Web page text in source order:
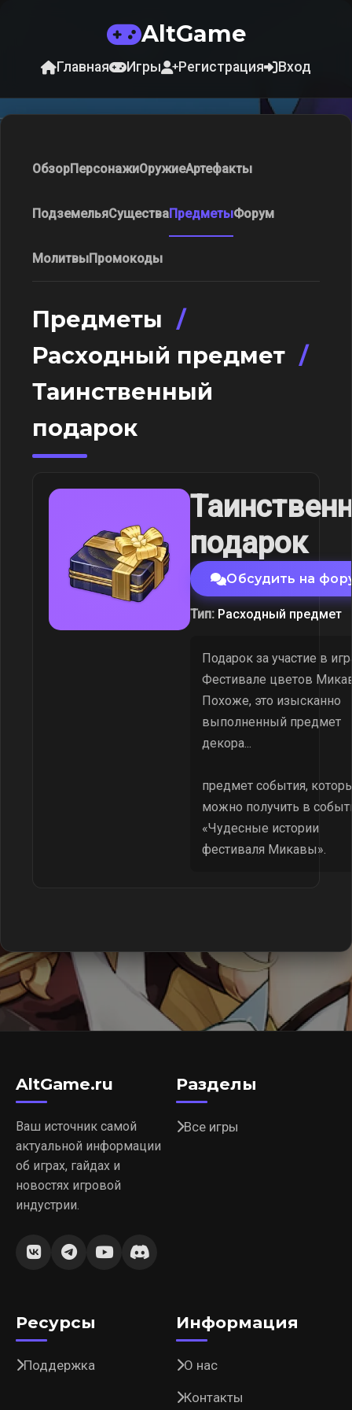
AltGame
Главная Игры Регистрация Вход
ОбзорПерсонажиОружиеАртефакты
ПодземельяСуществаПредметыФорум
МолитвыПромокоды
Предметы /
Расходный предмет /
Таинственный
подарок
подарок
Обсудить на
Тип: Расходный предмет
Подарок за участие в
Фестивале цветов
Похоже, это изысканно
выполненный предмет
декора...
предмет события,
можно получить в
«Чудесные истории
фестиваля Микавы».
AltGame.ru
Ваш источник самой
актуальной информации
об играх, гайдах и
новостях игровой
индустрии.
Разделы
Все игры
Ресурсы
Поддержка
Информация
О нас
Контакты